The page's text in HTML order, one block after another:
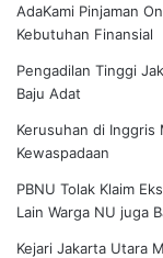
AdaKami Pinjaman
Kebutuhan Finansial
Pengadilan Tinggi
Baju Adat
Kerusuhan di Inggris
Kewaspadaan
PBNU Tolak Klaim
Lain Warga NU juga
Kejari Jakarta Utara